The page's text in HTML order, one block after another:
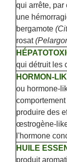
qui arrête, par
une
bergamote
rosat
qui détruit les
HORMON-
ou hormone-
produire des
œstrogène-
l'hormone
HUILE
produit